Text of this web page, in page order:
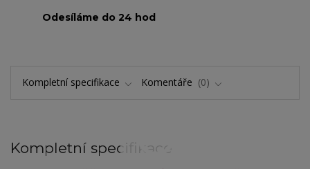
Odesíláme do 24 hod
Kompletní specifikace Komentáře 0
Kompletní specifikace